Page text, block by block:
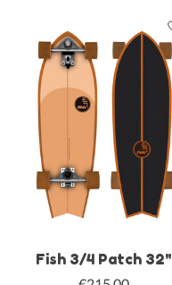
Fish 3/4 Patch 32"